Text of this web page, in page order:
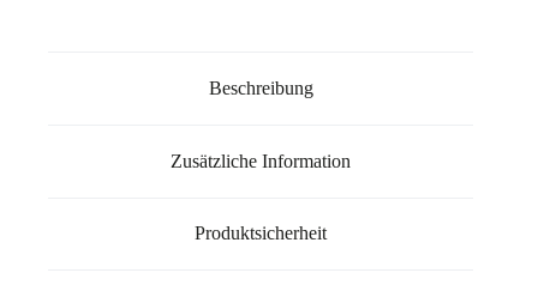
Beschreibung
Zusätzliche Information
Produktsicherheit